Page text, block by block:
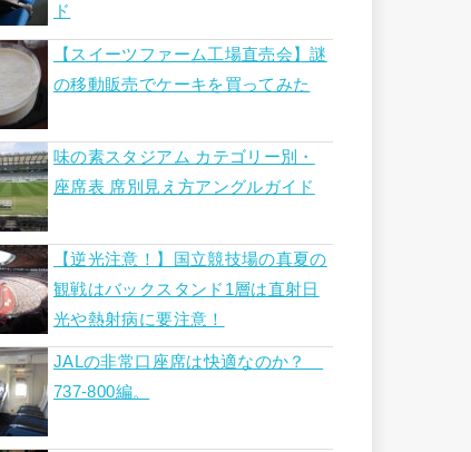
ド
【スイーツファーム工場直売会】謎
の移動販売でケーキを買ってみた
味の素スタジアム カテゴリー別・
座席表 席別見え方アングルガイド
【逆光注意！】国立競技場の真夏の
観戦はバックスタンド1層は直射日
光や熱射病に要注意！
JALの非常口座席は快適なのか？
737-800編。